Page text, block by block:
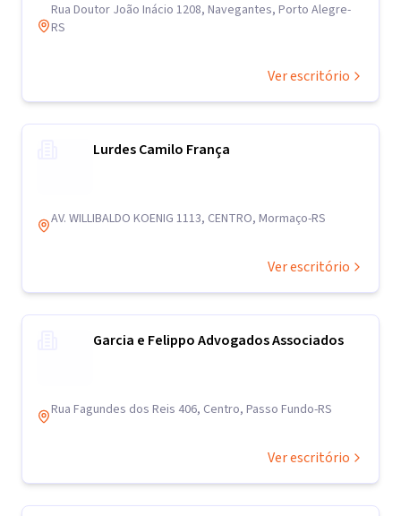
Rua Doutor João Inácio 1208, Navegantes, Porto Alegre-
RS
Ver escritório
Lurdes Camilo França
AV. WILLIBALDO KOENIG 1113, CENTRO, Mormaço-RS
Ver escritório
Garcia e Felippo Advogados Associados
Rua Fagundes dos Reis 406, Centro, Passo Fundo-RS
Ver escritório